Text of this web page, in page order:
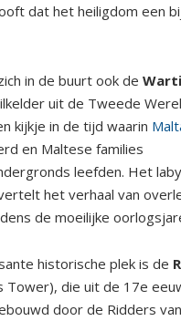
dat het heiligdom een
in de buurt ook de
uit de Tweede
kijkje in de tijd waarin
en Maltese families
leefden. Het
het verhaal van
de moeilijke
historische plek is de
Tower), die uit de 17e
door de Ridders